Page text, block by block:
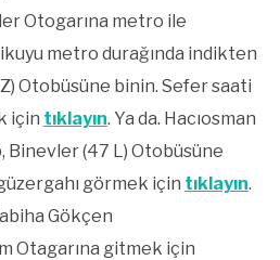
Otogarına metro ile
metro durağında indikten
Otobüsüne binin. Sefer saati
için tıklayın. Ya da. Hacıosman
Binevler (47 L) Otobüsüne
görmek için tıklayın.
Gökçen
Otagarına gitmek için